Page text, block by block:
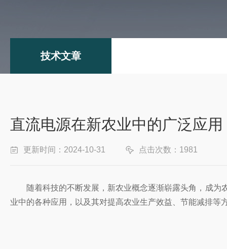
技术文章
直流电源在新农业中的广泛应用
更新时间：2024-10-31 点击次数：1981
随着科技的不断发展，新农业概念逐渐崭露头角，成
业中的各种应用，以及其对提高农业生产效益、节能减排等